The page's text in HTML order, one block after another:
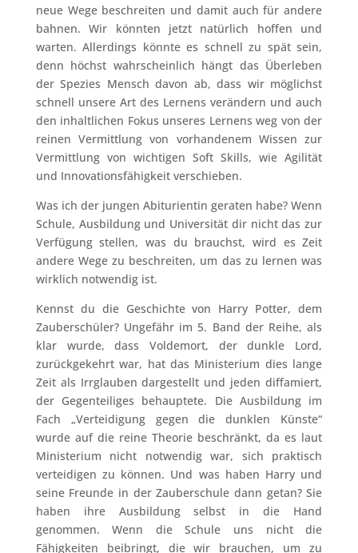
neue Wege beschreiten und damit auch für andere
bahnen. Wir könnten jetzt natürlich hoffen und
warten. Allerdings könnte es schnell zu spät sein,
denn höchst wahrscheinlich hängt das Überleben
der Spezies Mensch davon ab, dass wir möglichst
schnell unsere Art des Lernens verändern und auch
den inhaltlichen Fokus unseres Lernens weg von der
reinen Vermittlung von vorhandenem Wissen zur
Vermittlung von wichtigen Soft Skills, wie Agilität
und Innovationsfähigkeit verschieben.
Was ich der jungen Abiturientin geraten habe? Wenn
Schule, Ausbildung und Universität dir nicht das zur
Verfügung stellen, was du brauchst, wird es Zeit
andere Wege zu beschreiten, um das zu lernen was
wirklich notwendig ist.
Kennst du die Geschichte von Harry Potter, dem
Zauberschüler? Ungefähr im 5. Band der Reihe, als
klar wurde, dass Voldemort, der dunkle Lord,
zurückgekehrt war, hat das Ministerium dies lange
Zeit als Irrglauben dargestellt und jeden diffamiert,
der Gegenteiliges behauptete. Die Ausbildung im
Fach „Verteidigung gegen die dunklen Künste“
wurde auf die reine Theorie beschränkt, da es laut
Ministerium nicht notwendig war, sich praktisch
verteidigen zu können. Und was haben Harry und
seine Freunde in der Zauberschule dann getan? Sie
haben ihre Ausbildung selbst in die Hand
genommen. Wenn die Schule uns nicht die
Fähigkeiten beibringt, die wir brauchen, um zu